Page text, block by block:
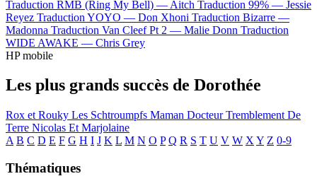
Traduction RMB (Ring My Bell) — Aitch Traduction 99% — Jessie
Reyez Traduction YOYO — Don Xhoni Traduction Bizarre —
Madonna Traduction Van Cleef Pt 2 — Malie Donn Traduction
WIDE AWAKE — Chris Grey
HP mobile
Les plus grands succès de Dorothée
Rox et Rouky Les Schtroumpfs Maman DocteurTremblement De
Terre Nicolas Et Marjolaine
A B C D E F G H I J K L M N O P Q R S T U V W X Y Z 0-9
Thématiques